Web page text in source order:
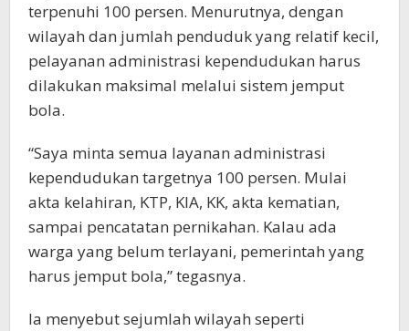
terpenuhi 100 persen. Menurutnya, dengan
wilayah dan jumlah penduduk yang relatif kecil,
pelayanan administrasi kependudukan harus
dilakukan maksimal melalui sistem jemput
bola.
“Saya minta semua layanan administrasi
kependudukan targetnya 100 persen. Mulai
akta kelahiran, KTP, KIA, KK, akta kematian,
sampai pencatatan pernikahan. Kalau ada
warga yang belum terlayani, pemerintah yang
harus jemput bola,” tegasnya.
Ia menyebut sejumlah wilayah seperti